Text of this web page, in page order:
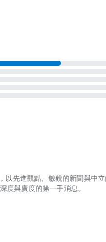
以先進觀點、 敏銳的新聞與中
度與廣度的第一手消息。
以先進觀點、敏銳的新聞與